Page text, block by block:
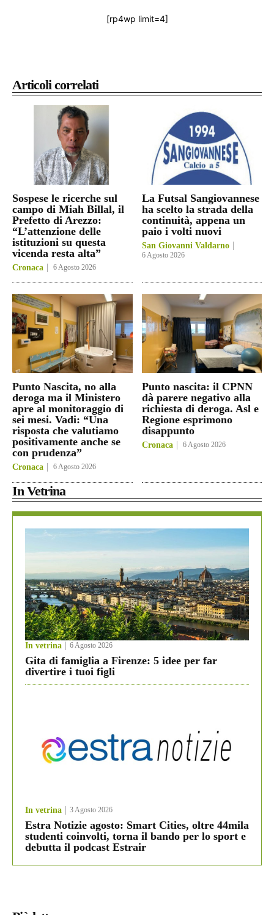
Articoli correlati
Sospese le ricerche sul
campo di Miah Billal, il
Prefetto di Arezzo:
“L’attenzione delle
istituzioni su questa
vicenda resta alta”
Cronaca 6 Agosto 2026
La Futsal Sangiovannese
ha scelto la strada della
continuità, appena un
paio i volti nuovi
San Giovanni Valdarno
6 Agosto 2026
Punto Nascita, no alla
deroga ma il Ministero
apre al monitoraggio di
sei mesi. Vadi: “Una
risposta che valutiamo
positivamente anche se
con prudenza”
Cronaca 6 Agosto 2026
Punto nascita: il CPNN
dà parere negativo alla
richiesta di deroga. Asl e
Regione esprimono
disappunto
Cronaca 6 Agosto 2026
In Vetrina
In vetrina 6 Agosto 2026
Gita di famiglia a Firenze: 5 idee per far
divertire i tuoi figli
In vetrina 3 Agosto 2026
Estra Notizie agosto: Smart Cities, oltre 44mila
studenti coinvolti, torna il bando per lo sport e
debutta il podcast Estrair
[rp4wp limit=4]